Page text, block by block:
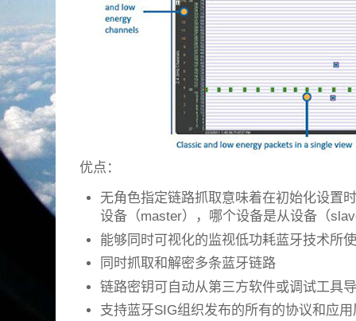
优点：
无角色指定链路抓取意味着在初始化设置
设备（master），哪个设备是从设备（
能够同时可视化的监视低功耗蓝牙技术所
同时抓取和解密多条蓝牙链路
链路密钥可自动从第三方软件或调试工具
支持蓝牙SIG组织发布的所有的协议和应